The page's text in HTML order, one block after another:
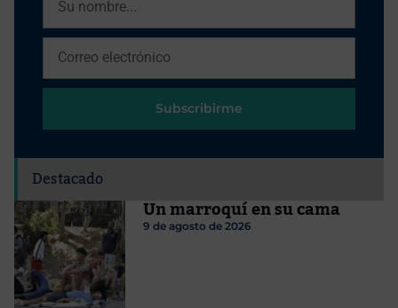
Subscribirme
Destacado
Un marroquí en su cama
9 de agosto de 2026